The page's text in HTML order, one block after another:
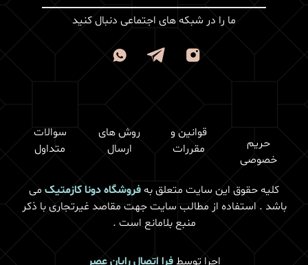
ما را در شبکه های اجتماعی دنبال کنید
حریم
خصوصی
قوانین و
مقررات
روش های
ارسال
سوالات
متداول
کلیه حقوق این سایت متعلق به فروشگاه دونا کازمتیک می
باشد . استفاده از مطالب سایت جهت مقاصد غیرتجاری با ذکر
منبع بلامانع است .
اجرا توسطفرا اتصال رایان عصر